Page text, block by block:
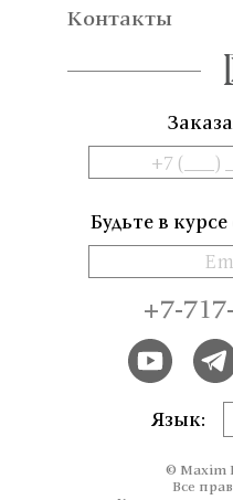
Контакты
Будьте в
+7-
Язык:
© Maxim
Все